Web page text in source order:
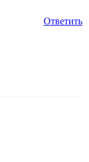
Ответить